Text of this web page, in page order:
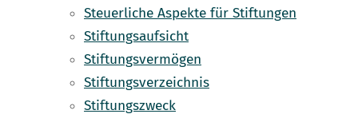
Steuerliche Aspekte für Stiftungen
Stiftungsaufsicht
Stiftungsvermögen
Stiftungsverzeichnis
Stiftungszweck